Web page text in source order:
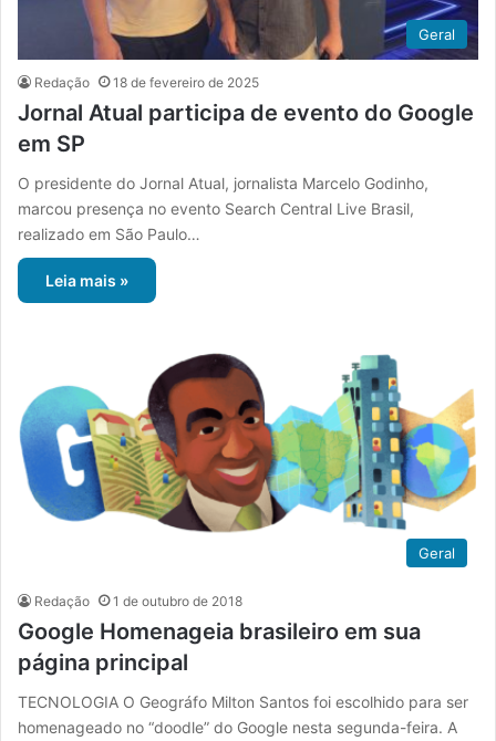
Geral
Redação 18 de fevereiro de 2025
Jornal Atual participa de evento do Google
em SP
O presidente do Jornal Atual, jornalista Marcelo Godinho,
marcou presença no evento Search Central Live Brasil,
realizado em São Paulo…
Leia mais »
Geral
Redação 1 de outubro de 2018
Google Homenageia brasileiro em sua
página principal
TECNOLOGIA O Geográfo Milton Santos foi escolhido para ser
homenageado no “doodle” do Google nesta segunda-feira. A